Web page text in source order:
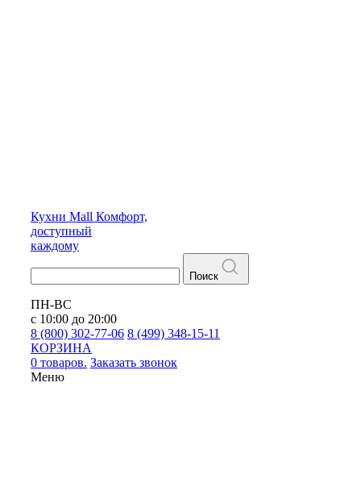
Кухни Mall Комфорт,
доступный
каждому
Поиск
ПН-ВС
с 10:00 до 20:00
8 (800) 302-77-06 8 (499) 348-15-11
КОРЗИНА
0 товаров. Заказать звонок
Меню